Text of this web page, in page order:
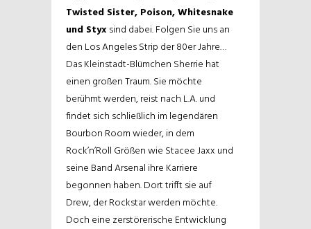
Twisted Sister, Poison, Whitesnake
und Styx sind dabei.Folgen Sie uns an
den Los Angeles Strip der 80er Jahre…
Das Kleinstadt-Blümchen Sherrie hat
einen großen Traum. Sie möchte
berühmt werden, reist nach L.A. und
findet sich schließlich im legendären
Bourbon Room wieder, in dem
Rock’n’Roll Größen wie Stacee Jaxx und
seine Band Arsenal ihre Karriere
begonnen haben. Dort trifft sie auf
Drew, der Rockstar werden möchte.
Doch eine zerstörerische Entwicklung